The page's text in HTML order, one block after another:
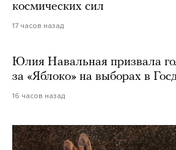
космических сил
17 часов назад
Юлия Навальная призвала
за «Яблоко» на выборах в
16 часов назад